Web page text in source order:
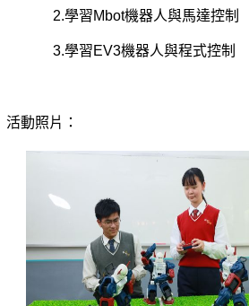
2.學習Mbot機器人與馬達控制
學習EV3機器人與程式控制
照片：